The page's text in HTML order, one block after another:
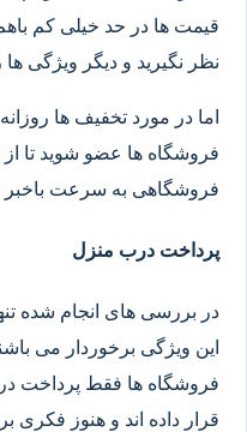
قیمت ها در حد خیلی کم
نظر نگیرید و دیگر ویژگی ها
اما در مورد تخفیف ها
فروشگاه ها عضو شوید تا
فروشگاهی به سرعت باخبر
پرداخت درب منزل
این ویژگی برخوردار می
فروشگاه ها فقط پرداخت
قرار داده اند و هنوز فکری